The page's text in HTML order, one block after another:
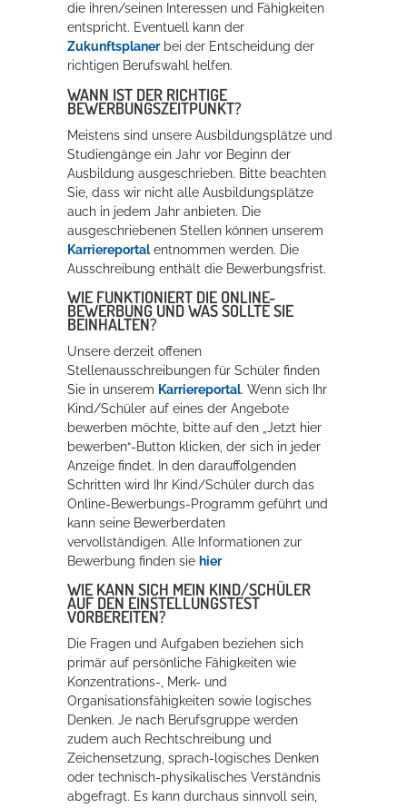
die ihren/seinen Interessen und Fähigkeiten
entspricht. Eventuell kann der
Zukunftsplanerbei der Entscheidung der
richtigen Berufswahl helfen.
WANN IST DER RICHTIGE
BEWERBUNGSZEITPUNKT?
Meistens sind unsere Ausbildungsplätze und
Studiengänge ein Jahr vor Beginn der
Ausbildung ausgeschrieben. Bitte beachten
Sie, dass wir nicht alle Ausbildungsplätze
auch in jedem Jahr anbieten. Die
ausgeschriebenen Stellen können unserem
Karriereportalentnommen werden. Die
Ausschreibung enthält die Bewerbungsfrist.
WIE FUNKTIONIERT DIE ONLINE-
BEWERBUNG UND WAS SOLLTE SIE
BEINHALTEN?
Unsere derzeit offenen
Stellenausschreibungen für Schüler finden
Sie in unserem Karriereportal. Wenn sich Ihr
Kind/Schüler auf eines der Angebote
bewerben möchte, bitte auf den „Jetzt hier
bewerben“-Button klicken, der sich in jeder
Anzeige findet. In den darauffolgenden
Schritten wird Ihr Kind/Schüler durch das
Online-Bewerbungs-Programm geführt und
kann seine Bewerberdaten
vervollständigen. Alle Informationen zur
Bewerbung finden sie hier
WIE KANN SICH MEIN KIND/SCHÜLER
AUF DEN EINSTELLUNGSTEST
VORBEREITEN?
Die Fragen und Aufgaben beziehen sich
primär auf persönliche Fähigkeiten wie
Konzentrations-, Merk- und
Organisationsfähigkeiten sowie logisches
Denken. Je nach Berufsgruppe werden
zudem auch Rechtschreibung und
Zeichensetzung, sprach-logisches Denken
oder technisch-physikalisches Verständnis
abgefragt. Es kann durchaus sinnvoll sein,